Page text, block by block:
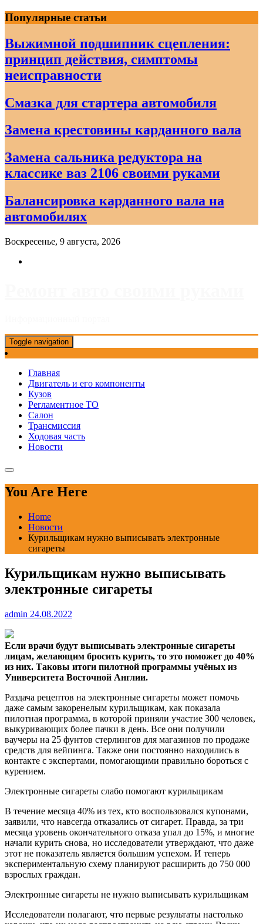
Skip
to
content
Популярные статьи
Выжимной подшипник сцепления:
принцип действия, симптомы
неисправности
Смазка для стартера автомобиля
Замена крестовины карданного вала
Замена сальника редуктора на
классике ваз 2106 своими руками
Балансировка карданного вала на
автомобилях
Воскресенье, 9 августа, 2026
Toggle navigation
Главная
Двигатель и его компоненты
Кузов
Регламентное ТО
Салон
Трансмиссия
Ходовая часть
Новости
You Are Here
Home
Новости
Курильщикам нужно выписывать электронные
сигареты
Курильщикам нужно выписывать
электронные сигареты
admin 24.08.2022
Если врачи будут выписывать электронные сигареты
лицам, желающим бросить курить, то это поможет до 40%
из них. Таковы итоги пилотной программы учёных из
Университета Восточной Англии.
Раздача рецептов на электронные сигареты может помочь
даже самым закоренелым курильщикам, как показала
пилотная программа, в которой приняли участие 300 человек,
выкуривающих более пачки в день. Все они получили
ваучеры на 25 фунтов стерлингов для магазинов по продаже
средств для вейпинга. Также они постоянно находились в
контакте с экспертами, помогающими правильно бороться с
курением.
Электронные сигареты слабо помогают курильщикам
В течение месяца 40% из тех, кто воспользовался купонами,
заявили, что навсегда отказались от сигарет. Правда, за три
месяца уровень окончательного отказа упал до 15%, и многие
начали курить снова, но исследователи утверждают, что даже
этот не показатель является большим успехом. И теперь
экспериментальную схему планируют расширить до 750 000
взрослых граждан.
Электронные сигареты не нужно выписывать курильщикам
Исследователи полагают, что первые результаты настолько